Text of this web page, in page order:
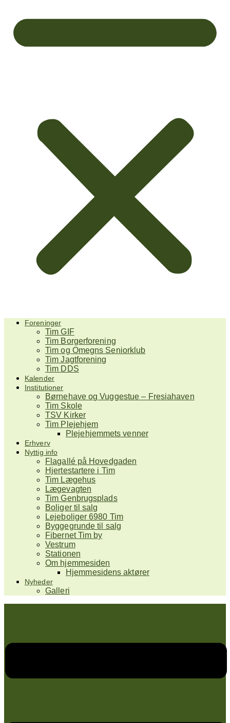
Foreninger
Tim GIF
Tim Borgerforening
Tim og Omegns Seniorklub
Tim Jagtforening
Tim DDS
Kalender
Institutioner
Børnehave og Vuggestue – Fresiahaven
Tim Skole
TSV Kirker
Tim Plejehjem
Plejehjemmets venner
Erhverv
Nyttig info
Flagallé på Hovedgaden
Hjertestartere i Tim
Tim Lægehus
Lægevagten
Tim Genbrugsplads
Boliger til salg
Lejeboliger 6980 Tim
Byggegrunde til salg
Fibernet Tim by
Vestrum
Stationen
Om hjemmesiden
Hjemmesidens aktører
Nyheder
Galleri